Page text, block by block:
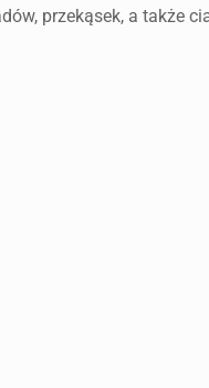
przekąsek, a także